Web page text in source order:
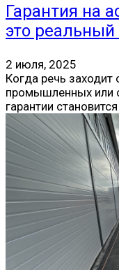
Гарантия на
это реальный
2 июля, 2025
Когда речь заходит
промышленных или
гарантии